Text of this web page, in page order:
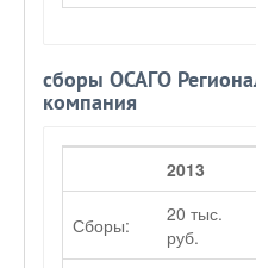
сборы ОСАГО
компания
2013
Сборы:
20 тыс.
руб.